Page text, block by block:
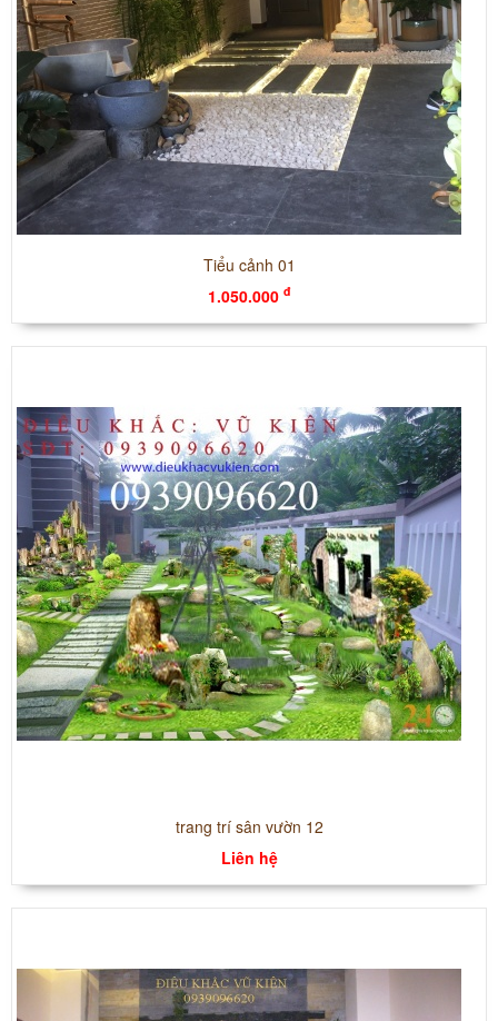
Tiểu cảnh 01
1.050.000 đ
trang trí sân vườn 12
Liên hệ